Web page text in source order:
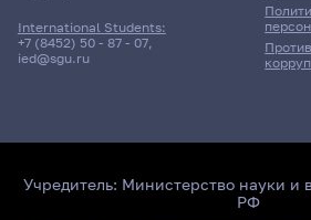
International Students:
+7 (8452) 50 - 87 - 07,
ied@sgu.ru
Учредитель: Министерство науки и
РФ